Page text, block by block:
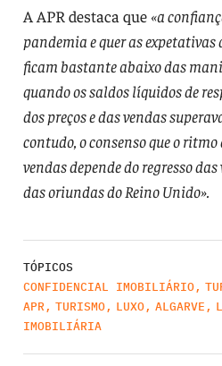
A APR destaca que «a
pandemia e quer as expetativas
ficam bastante abaixo das
quando os saldos líquidos de
dos preços e das vendas
contudo, o consenso que o
vendas depende do regresso
das oriundas do Reino Unido».
TÓPICOS
CONFIDENCIAL IMOBILIÁRIO,
APR, TURISMO, LUXO, ALGARVE ,
IMOBILIÁRIA